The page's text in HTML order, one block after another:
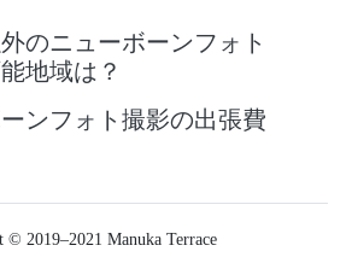
のニューボーンフォト
地域は？
ンフォト撮影の出張費
© 2019–2021 Manuka Terrace